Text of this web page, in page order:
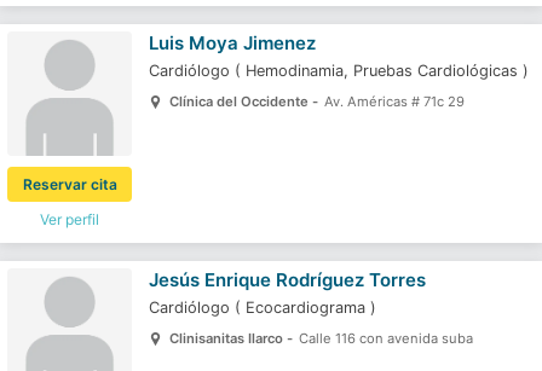
Ver perfil
Reservar cita
Luis Moya Jimenez
Cardiólogo ( Hemodinamia, Pruebas Cardiológicas )
Clínica del Occidente - Av. Américas # 71c 29
Jesús Enrique Rodríguez Torres
Cardiólogo ( Ecocardiograma )
Clinisanitas Ilarco - Calle 116 con avenida suba